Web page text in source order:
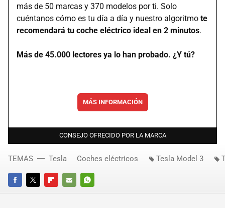
más de 50 marcas y 370 modelos por ti. Solo
cuéntanos cómo es tu día a día y nuestro algoritmo te
recomendará tu coche eléctrico ideal en 2 minutos.
Más de 45.000 lectores ya lo han probado. ¿Y tú?
MÁS INFORMACIÓN
CONSEJO OFRECIDO POR LA MARCA
FACEBOOKTWITTERFLIPBOARD
E-
WHATSAPP
TEMAS Tesla Coches eléctricos Tesla Model 3